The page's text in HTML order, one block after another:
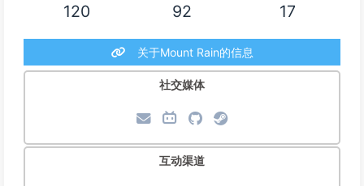
120 92 17
关于Mount Rain的信息
社交媒体
互动渠道